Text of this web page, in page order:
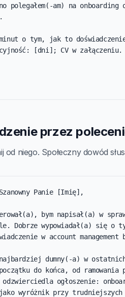
polegałem(-am) na
minut o tym, jak to
[dni]; CV w załączeniu.
przez
od niego. Społeczny dowód
Panie [Imię],
bym napisał(a) w
Dobrze wypowiadał(a) się
w account management
dumny(-a) w
do końca, od
ogłoszenie:
wyróżnik przy trudniejszych